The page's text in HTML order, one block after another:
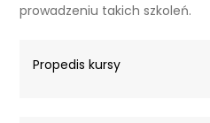
prowadzeniu takich szkoleń.
Propedis kursy